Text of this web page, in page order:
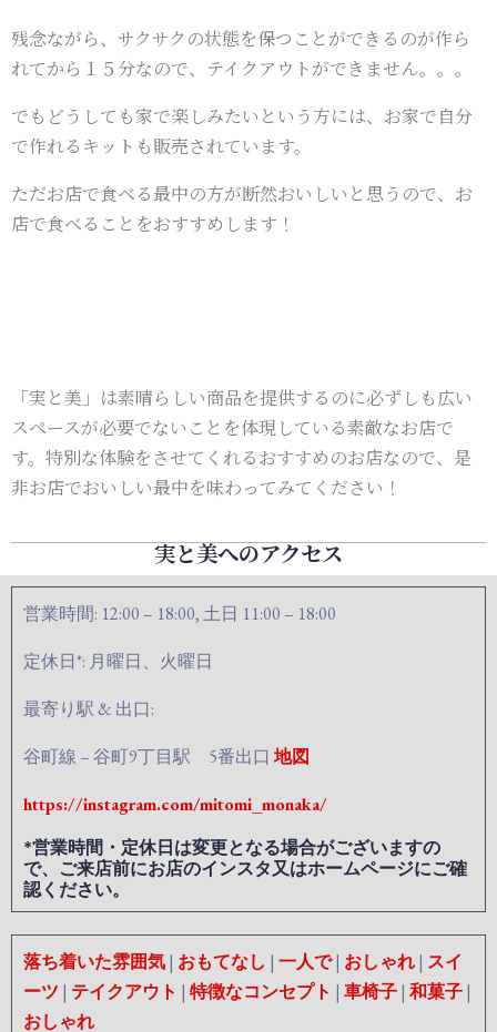
残念ながら、サクサクの状態を保つことができるのが作ら
れてから１５分なので、テイクアウトができません。。。
でもどうしても家で楽しみたいという方には、お家で自分
で作れるキットも販売されています。
ただお店で食べる最中の方が断然おいしいと思うので、お
店で食べることをおすすめします！
「実と美」は素晴らしい商品を提供するのに必ずしも広い
スペースが必要でないことを体現している素敵なお店で
す。特別な体験をさせてくれるおすすめのお店なので、是
非お店でおいしい最中を味わってみてください！
実と美へのアクセス
営業時間: 12:00 – 18:00, 土日 11:00 – 18:00
定休日*: 月曜日、火曜日
最寄り駅 & 出口:
谷町線 – 谷町9丁目駅 5番出口 地図
https://instagram.com/mitomi_monaka/
*営業時間・定休日は変更となる場合がございますの
で、ご来店前にお店のインスタ又はホームページにご確
認ください。
落ち着いた雰囲気| おもてなし | 一人で| おしゃれ| スイ
ーツ | テイクアウト | 特徴なコンセプト | 車椅子| 和菓子|
おしゃれ